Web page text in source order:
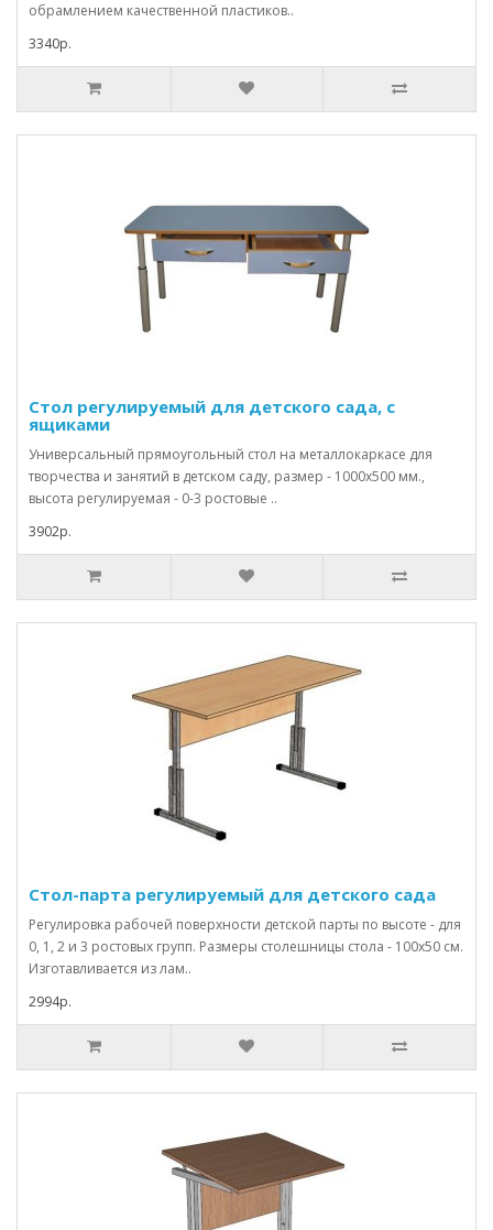
обрамлением качественной пластиков..
3340р.
Стол регулируемый для детского сада, с
ящиками
Универсальный прямоугольный стол на металлокаркасе для
творчества и занятий в детском саду, размер - 1000х500 мм.,
высота регулируемая - 0-3 ростовые ..
3902р.
Стол-парта регулируемый для детского сада
Регулировка рабочей поверхности детской парты по высоте - для
0, 1, 2 и 3 ростовых групп. Размеры столешницы стола - 100х50 см.
Изготавливается из лам..
2994р.